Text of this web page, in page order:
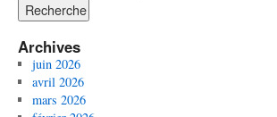
Archives
juin 2026
avril 2026
mars 2026